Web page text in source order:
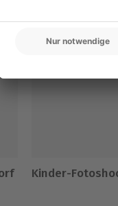
Kinder-